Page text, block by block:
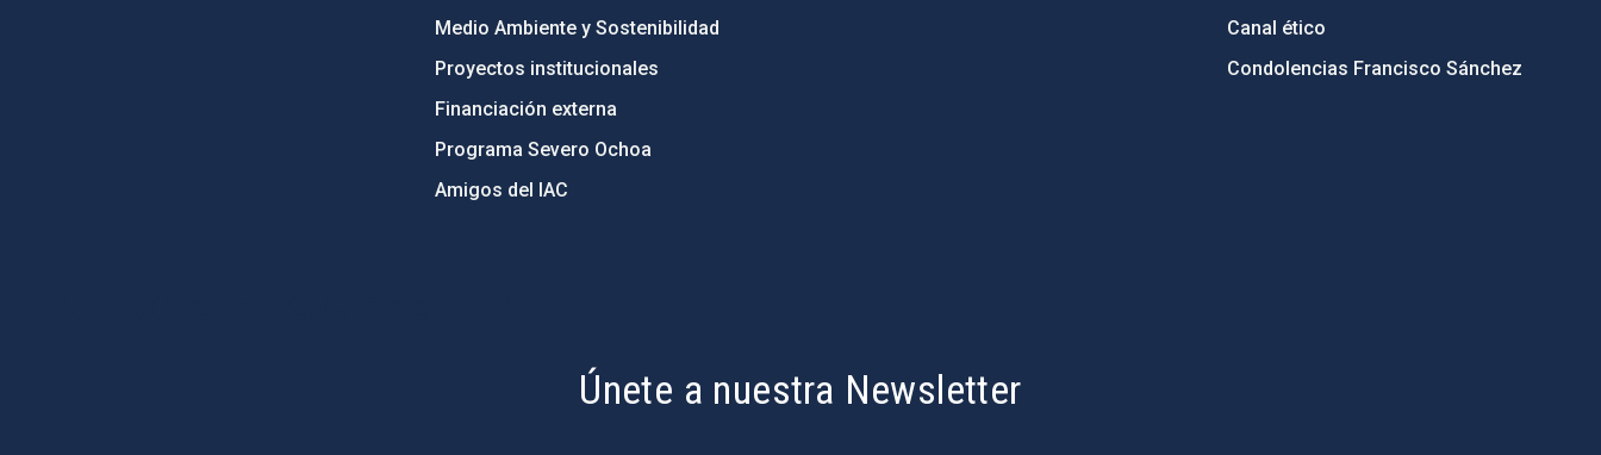
Medio Ambiente y Sostenibilidad
Proyectos institucionales
Financiación externa
Programa Severo Ochoa
Amigos del IAC
Canal ético
Condolencias Francisco Sánchez
Únete a nuestra Newsletter